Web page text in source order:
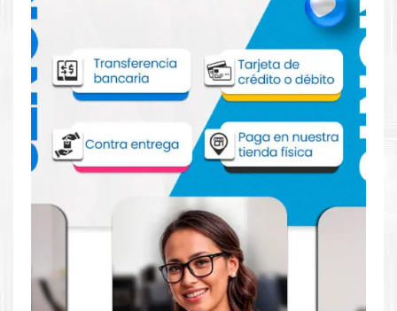
Aprovecha nuestra experiencia y atención para adquirir tus
productos. Tenemos promociones todos los dias. Escríbenos o
visítanos hoy para encontrar la solución perfecta para tu
impresora
Xerox, como elToner Xerox 106R03745 Negro
para impresora Xerox C7020 C7025 C7030.
Dónde comprar Toner Xerox 106R03745
Negro para impresora Xerox C7020
C7025 C7030 en Lima o para provincia
Tienda autorizada porXerox. Descubre la mejor manera de
abastecerte de Toner Xerox 106R03745 Negro para impresora
Xerox C7020 C7025 C7030. Ofrecemos una amplia selección